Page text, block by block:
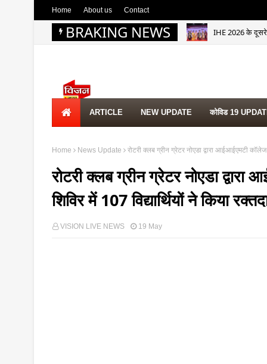
Home About us Contact
BRAKING NEWS IHE 2026 के दूसरे
ARTICLE NEW UPDATE कोविड 19
Home News Update रोटरी क्लब ग्रीन ग्रेटर नोएडा द्वारा आईआईएमटी
रोटरी क्लब ग्रीन ग्रेटर नोएडा
शिविर में 107 विद्यार्थियों ने किया
VISION LIVE NEWS 19 May